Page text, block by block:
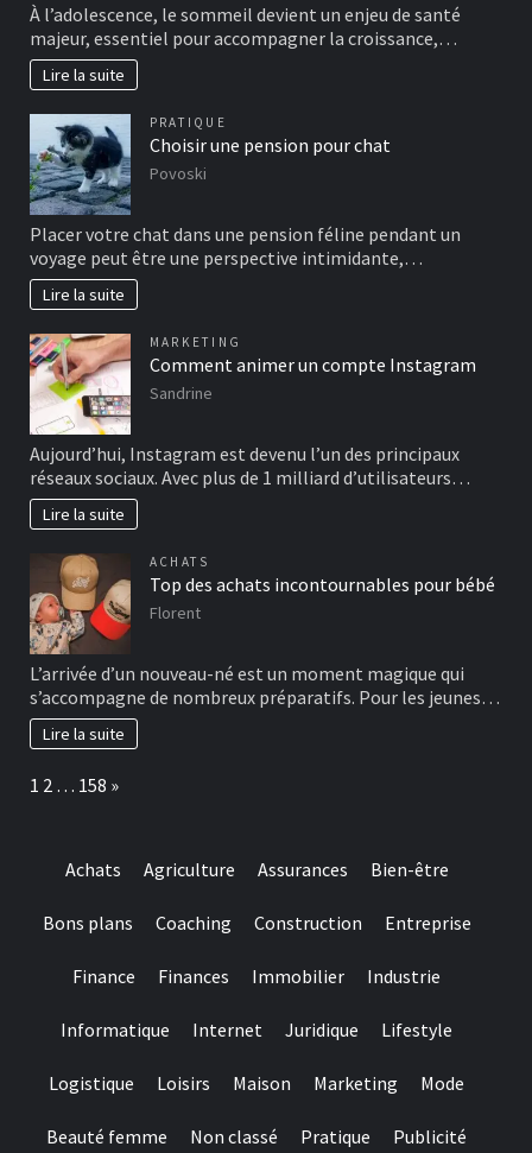
À l’adolescence, le sommeil devient un enjeu de santé
majeur, essentiel pour accompagner la croissance,…
Lire la suite
PRATIQUE
Choisir une pension pour chat
Povoski
Placer votre chat dans une pension féline pendant un
voyage peut être une perspective intimidante,…
Lire la suite
MARKETING
Comment animer un compte Instagram
Sandrine
Aujourd’hui, Instagram est devenu l’un des principaux
réseaux sociaux. Avec plus de 1 milliard d’utilisateurs…
Lire la suite
ACHATS
Top des achats incontournables pour bébé
Florent
L’arrivée d’un nouveau-né est un moment magique qui
s’accompagne de nombreux préparatifs. Pour les jeunes…
Lire la suite
Page:
1 2 … 158 Next
»
Achats Agriculture Assurances Bien-être
Bons plans Coaching Construction Entreprise
Finance Finances Immobilier Industrie
Informatique Internet Juridique Lifestyle
Logistique Loisirs Maison Marketing Mode
Beauté femme Non classé Pratique Publicité